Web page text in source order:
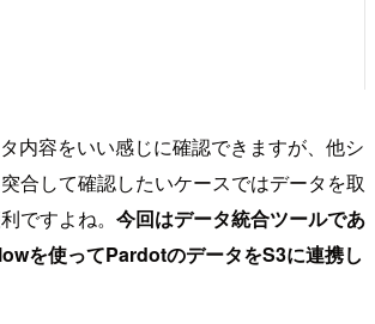
内容をいい感じに確認できますが、他シ
合して確認したいケースではデータを取
ですよね。 今回はデータ統合ツールであ
を使ってPardotのデータをS3に連携し